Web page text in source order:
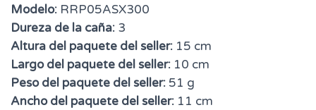
Modelo: RRP05ASX300
Dureza de la caña: 3
Altura del paquete del seller: 15 cm
Largo del paquete del seller: 10 cm
Peso del paquete del seller: 51 g
Ancho del paquete del seller: 11 cm